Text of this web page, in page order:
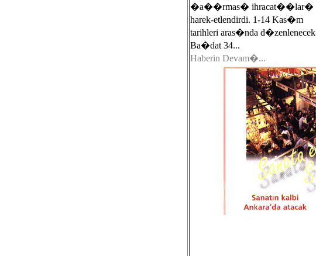
�a��rmas� ihracat��lar�
harek-etlendirdi. 1-14 Kas�m
tarihleri aras�nda d�zenlenecek
Ba�dat 34...
Haberin Devam�...